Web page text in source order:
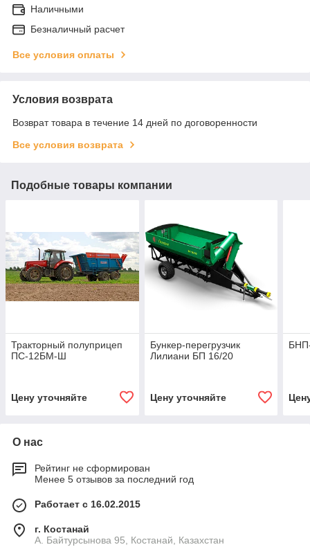
Наличными
Безналичный расчет
Все условия оплаты
Условия возврата
Возврат товара в течение 14 дней по договоренности
Все условия возврата
Подобные товары компании
Тракторный полуприцеп
ПС-12БМ-Ш
Цену уточняйте
Бункер-перегрузчик
Лилиани БП 16/20
Цену уточняйте
О нас
Рейтинг не сформирован
Менее 5 отзывов за последний год
Работает с 16.02.2015
г. Костанай
А. Байтурсынова 95, Костанай, Казахстан